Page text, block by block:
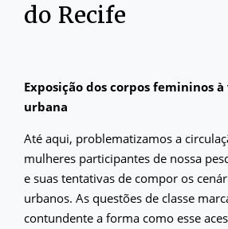
do Recife
Exposição dos corpos femininos
urbana
Até aqui, problematizamos a
mulheres participantes de nossa
e suas tentativas de compor os
urbanos. As questões de classe
contundente a forma como esse